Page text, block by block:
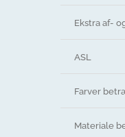
Ekstra af-
ASL
Farver
Materiale